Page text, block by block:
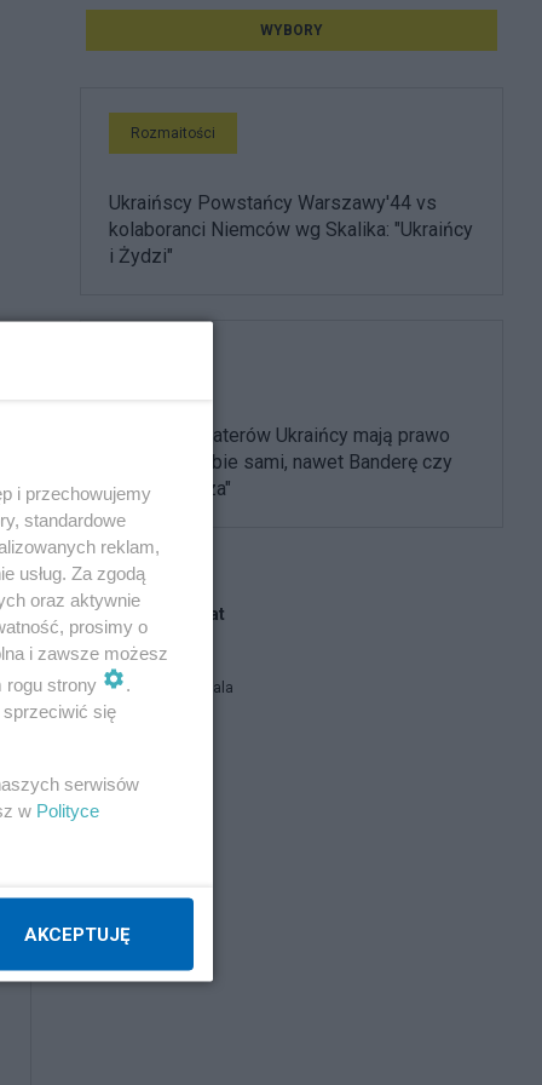
WYBORY
Rozmaitości
Ukraińscy Powstańcy Warszawy'44 vs
kolaboranci Niemców wg Skalika: "Ukraińcy
i Żydzi"
"Swoich bohaterów Ukraińcy mają prawo
wybierać sobie sami, nawet Banderę czy
Szuchewycza"
Blogi na ten temat
Siukum Balala
i przechowujemy
standardowe
reklam,
usług. Za zgodą
oraz aktywnie
prosimy o
i zawsze możesz
rogu strony
.
się
serwisów
w Polityce
AKCEPTUJĘ